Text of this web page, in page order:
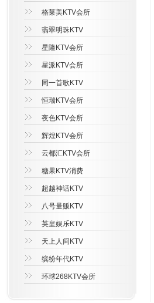
格莱美KTV会所
翡翠明珠KTV
星隆KTV会所
星派KTV会所
同一首歌KTV
恒瑞KTV会所
夜色KTV会所
辉煌KTV会所
云都汇KTV会所
糖果KTV消费
超越神话KTV
八号量贩KTV
英皇娱乐KTV
天上人间KTV
缤纷年代KTV
环球268KTV会所